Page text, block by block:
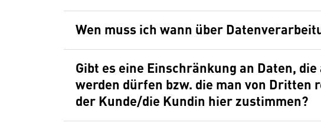
Wen muss ich wann über
Gibt es eine Einschränkung an Daten,
werden dürfen bzw. die man von Dritten
der Kunde/die Kundin hier zustimmen?